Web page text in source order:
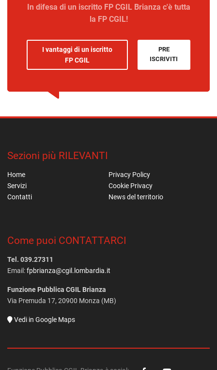
In difesa di un iscritto FP CGIL Brianza c'è tutta
la FP CGIL!
I vantaggi di un iscritto
FP CGIL
PRE
ISCRIVITI
Sezioni più RILEVANTI
Home
Privacy Policy
Servizi
Cookie Privacy
Contatti
News del territorio
Come puoi CONTATTARCI
Tel. 039.27311
Email:fpbrianza@cgil.lombardia.it
Funzione Pubblica CGIL Brianza
Via Premuda 17, 20900 Monza (MB)
Vedi in Google Maps